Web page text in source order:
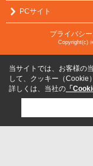
PCサイト
プライバシ
Copyright(c)
当サイトでは、お客様の
して、クッキー（Cookie
詳しくは、当社の 「